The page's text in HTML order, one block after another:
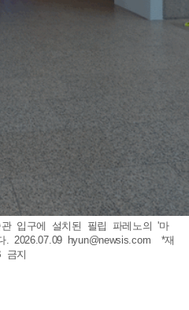
입구에 설치된 필립 파레노의 '마
. 2026.07.09 hyun@newsis.com *재
금지